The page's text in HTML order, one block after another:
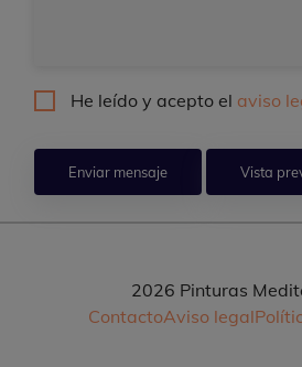
He leído y acepto el aviso
2026 Pinturas
ContactoAviso legal